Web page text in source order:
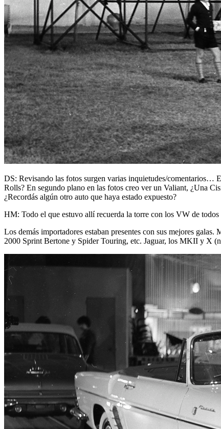
DS: Revisando las fotos surgen varias inquietudes/comentarios…
Rolls? En segundo plano en las fotos creo ver un Valiant, ¿Una
¿Recordás algún otro auto que haya estado expuesto?
HM: Todo el que estuvo allí recuerda la torre con los VW de
Los demás importadores estaban presentes con sus mejores
2000 Sprint Bertone y Spider Touring, etc. Jaguar, los MKII y X